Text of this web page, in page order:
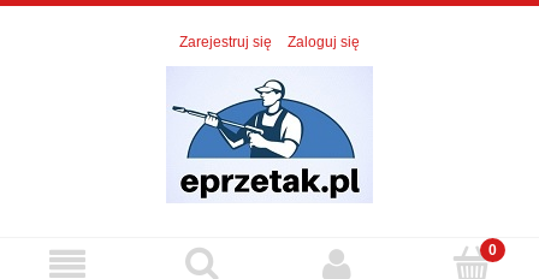
Zarejestruj się Zaloguj się